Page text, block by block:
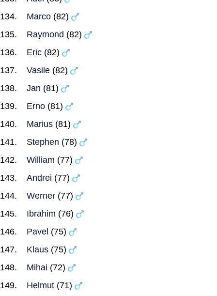
Marco (82)
Raymond (82)
Eric (82)
Vasile (82)
Jan (81)
Erno (81)
Marius (81)
Stephen (78)
William (77)
Andrei (77)
Werner (77)
Ibrahim (76)
Pavel (75)
Klaus (75)
Mihai (72)
Helmut (71)